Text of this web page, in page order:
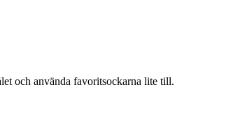
och använda favoritsockarna lite till.